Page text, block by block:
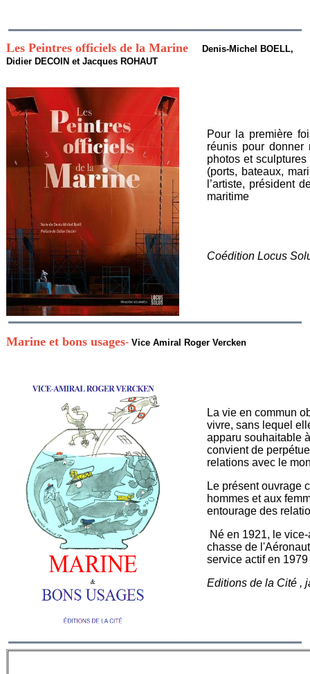
Les Peintres officiels de la Marine
Denis-Michel BOELL,
Didier DECOIN et Jacques ROHAUT
Pour la première
réunis pour
photos et
(ports, bateaux,
l’artiste, président
maritime
Coédition Locus
Marine et bons usages-Vice Amiral Roger Vercken
La vie en commun
vivre, sans lequel
apparu souhaitable
convient de
relations avec le
Le présent ouvrage
hommes et aux
entourage des
Né en 1921, le
chasse de
service actif en 1979
Editions de la Cité ,